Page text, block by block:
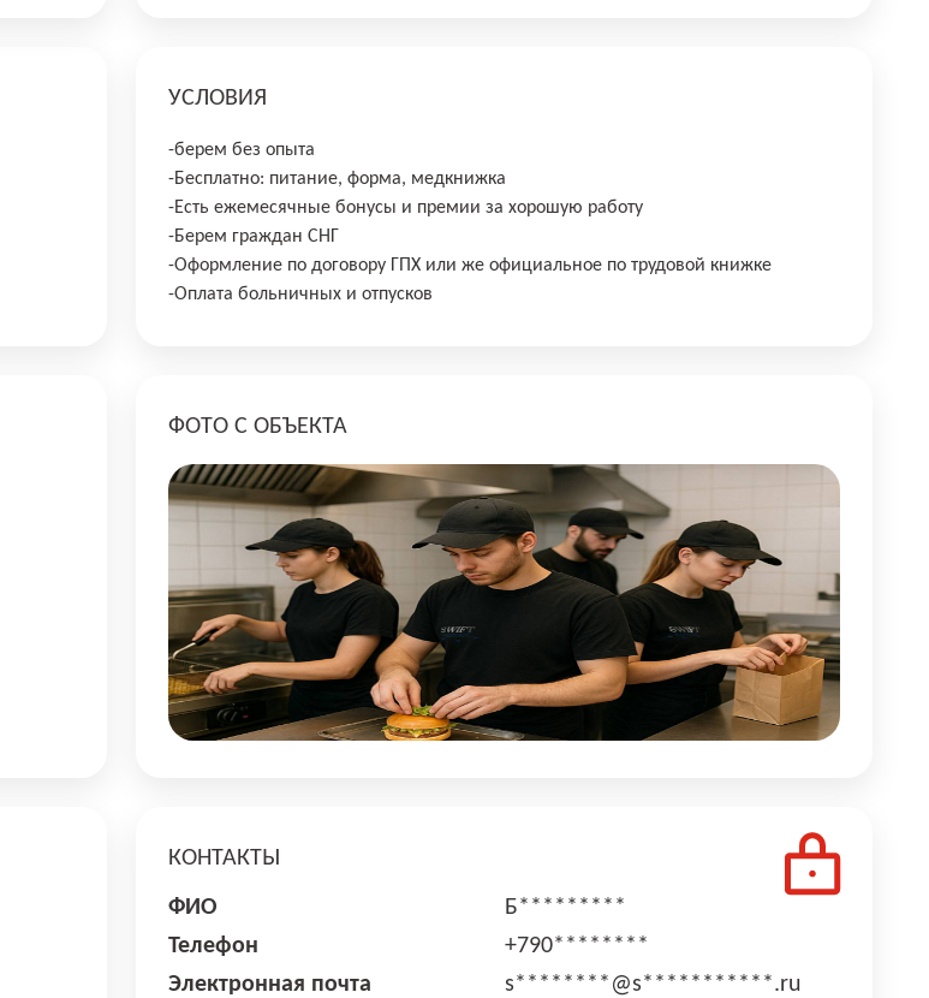
УСЛОВИЯ
-берем без опыта
-Бесплатно: питание, форма, медкнижка
-Есть ежемесячные бонусы и премии за хорошую работу
-Берем граждан СНГ
-Оформление по договору ГПХ или же официальное по трудовой книжке
-Оплата больничных и отпусков
ФОТО С ОБЪЕКТА
КОНТАКТЫ
ФИО
Б*********
Телефон
+790********
Электронная почта
s********@s***********.ru